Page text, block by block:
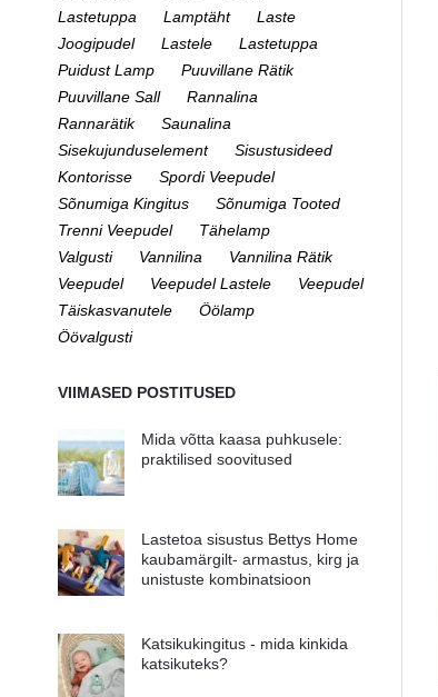
Lastetuppa
Lamptäht
Laste
Joogipudel
Lastele
Lastetuppa
Puidust Lamp
Puuvillane Rätik
Puuvillane Sall
Rannalina
Rannarätik
Saunalina
Sisekujunduselement
Sisustusideed
Kontorisse
Spordi Veepudel
Sõnumiga Kingitus
Sõnumiga Tooted
Trenni Veepudel
Tähelamp
Valgusti
Vannilina
Vannilina Rätik
Veepudel
Veepudel Lastele
Veepudel
Täiskasvanutele
Öölamp
Öövalgusti
VIIMASED POSTITUSED
Mida võtta kaasa puhkusele:
praktilised soovitused
Lastetoa sisustus Bettys Home
kaubamärgilt- armastus, kirg ja
unistuste kombinatsioon
Katsikukingitus - mida kinkida
katsikuteks?